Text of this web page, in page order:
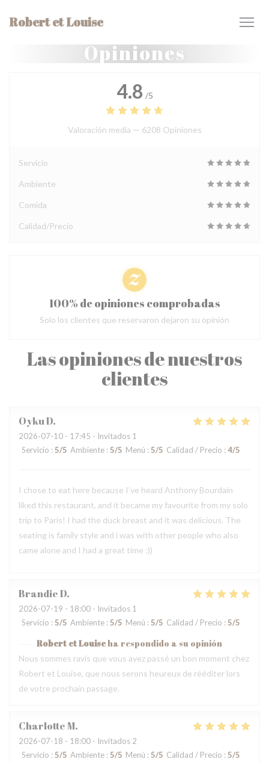
Robert et Louise
Opiniones
Las opiniones de nuestros
clientes
OykuD
2026-07-10 - 17:45 - Invitados 1
Servicio : 5/5 Ambiente : 5/5 Menú : 5/5 Calidad / Precio : 4/5
I chose to eat here because I’ve heard Anthony Bourdain
liked this restaurant, and it became my favourite from my solo
trip to Paris! I had the duck breast and it was delicious. The
seating is family style and i was with other people who also
came alone and I had a great time :))
BrandieD
2026-07-19 - 18:00 - Invitados 1
Servicio : 5/5 Ambiente : 5/5 Menú : 5/5 Calidad / Precio : 5/5
Robert et Louiseha respondido a su opinión
Nous sommes ravis que vous ayez passé un bon moment chez
Robert et Louise, que nous serons heureux de rééditer lors
de votre prochain passage.
CharlotteM
2026-07-18 - 18:00 - Invitados 2
Servicio : 5/5 Ambiente : 5/5 Menú : 5/5 Calidad / Precio : 5/5
4.8 /5
Valoración media — 6208 Opiniones
Servicio
Ambiente
Comida
Calidad/Precio
100% de opiniones comprobadas
Solo los clientes que reservaron dejaron su opinión